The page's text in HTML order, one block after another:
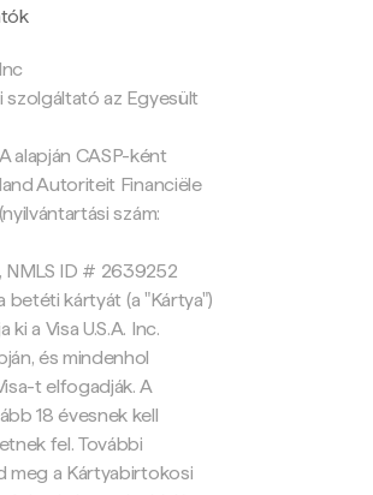
az Egyesült
alapján CASP-ként
Autoriteit Financiële
szám:
NMLS ID # 2639252
kártyát (a "Kártya")
a Visa U.S.A. Inc.
és mindenhol
t elfogadják. A
18 évesnek kell
fel. További
meg a Kártyabirtokosi